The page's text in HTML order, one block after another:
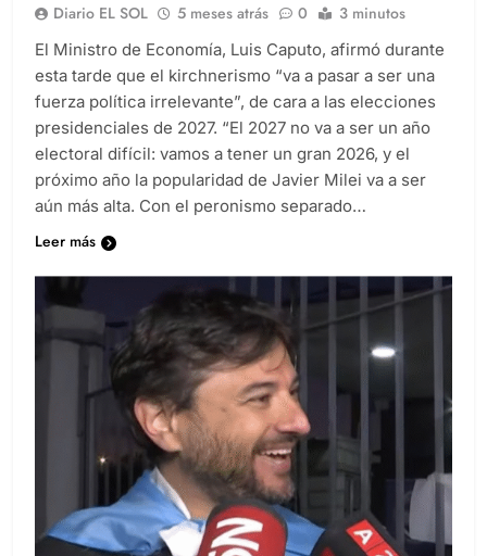
Diario EL SOL 5 meses atrás 0 3 minutos
El Ministro de Economía, Luis Caputo, afirmó durante
esta tarde que el kirchnerismo “va a pasar a ser una
fuerza política irrelevante”, de cara a las elecciones
presidenciales de 2027. “El 2027 no va a ser un año
electoral difícil: vamos a tener un gran 2026, y el
próximo año la popularidad de Javier Milei va a ser
aún más alta. Con el peronismo separado…
Leer más